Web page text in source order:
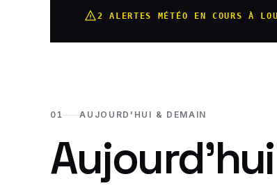
2 ALERTES MÉTÉO EN COURS À
01 AUJOURD'HUI & DEMAIN